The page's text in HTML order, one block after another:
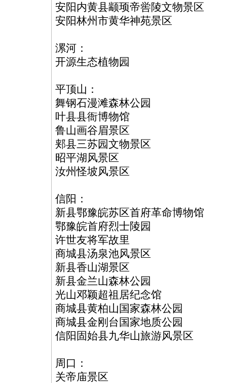
安阳内黄县颛顼帝喾陵文物景区
安阳林州市黄华神苑景区
漯河：
开源生态植物园
平顶山：
舞钢石漫滩森林公园
叶县县衙博物馆
鲁山画谷眉景区
郏县三苏园文物景区
昭平湖风景区
汝州怪坡风景区
信阳：
新县鄂豫皖苏区首府革命博物馆
鄂豫皖首府烈士陵园
许世友将军故里
商城县汤泉池风景区
新县香山湖景区
新县金兰山森林公园
光山邓颖超祖居纪念馆
商城县黄柏山国家森林公园
商城县金刚台国家地质公园
信阳固始县九华山旅游风景区
周口：
关帝庙景区